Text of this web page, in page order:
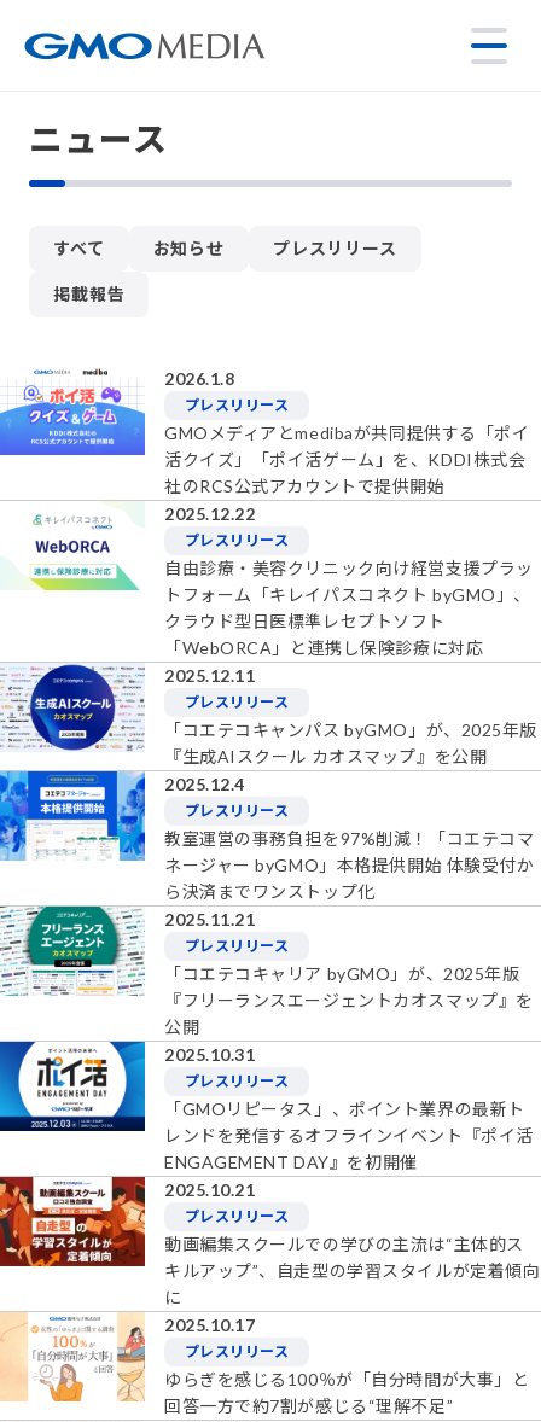
ニュース
すべて お知らせ プレスリリース
掲載報告
2026.1.8
プレスリリース
GMOメディアとmedibaが共同提供する「ポイ
活クイズ」「ポイ活ゲーム」を、KDDI株式会
社のRCS公式アカウントで提供開始
2025.12.22
プレスリリース
自由診療・美容クリニック向け経営支援プラッ
トフォーム「キレイパスコネクト byGMO」、
クラウド型日医標準レセプトソフト
「WebORCA」と連携し保険診療に対応
2025.12.11
プレスリリース
「コエテコキャンパス byGMO」が、2025年版
『生成AIスクール カオスマップ』を公開
2025.12.4
プレスリリース
教室運営の事務負担を97%削減！「コエテコマ
ネージャー byGMO」本格提供開始 体験受付か
ら決済までワンストップ化
2025.11.21
プレスリリース
「コエテコキャリア byGMO」が、2025年版
『フリーランスエージェントカオスマップ』を
公開
2025.10.31
プレスリリース
「GMOリピータス」、ポイント業界の最新ト
レンドを発信するオフラインイベント『ポイ活
ENGAGEMENT DAY』を初開催
2025.10.21
プレスリリース
動画編集スクールでの学びの主流は“主体的ス
キルアップ”、自走型の学習スタイルが定着傾向
に
2025.10.17
プレスリリース
ゆらぎを感じる100％が「自分時間が大事」と
回答一方で約7割が感じる“理解不足”